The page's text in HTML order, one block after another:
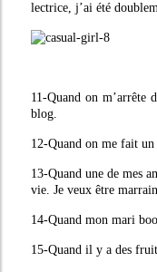
lectrice, j’ai été
11-Quand on m’arrête
blog.
12-Quand on me fait
13-Quand une de mes
vie. Je veux être
14-Quand mon mari
15-Quand il y a des